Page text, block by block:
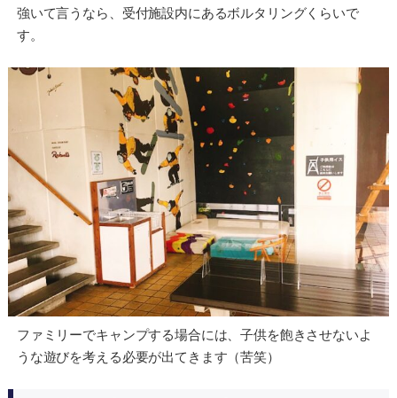
強いて言うなら、受付施設内にあるボルタリングくらいで
す。
ファミリーでキャンプする場合には、子供を飽きさせないよ
うな遊びを考える必要が出てきます（苦笑）